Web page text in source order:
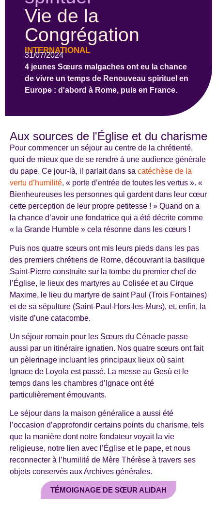
Vie de la
Congrégation
INTERNATIONAL
31/07/2024
4 jeunes Sœurs malgaches ont eu la chance
de vivre un temps de Renouveau spirituel en
Europe : d'abord à Rome, puis en France.
Aux sources de l'Église et du charisme
Pour commencer un séjour au centre de la chrétienté,
quoi de mieux que de se rendre à une audience générale
du pape. Ce jour-là, il parlait dans sa catéchèse de la
vertu d’humilité, « porte d’entrée de toutes les vertus ». «
Bienheureuses les personnes qui gardent dans leur cœur
cette perception de leur propre petitesse ! » Quand on a
la chance d’avoir une fondatrice qui a été décrite comme
« la Grande Humble » cela résonne dans les cœurs !
Puis nos quatre sœurs ont mis leurs pieds dans les pas
des premiers chrétiens de Rome, découvrant la basilique
Saint-Pierre construite sur la tombe du premier chef de
l’Église, le lieux des martyres au Colisée et au Cirque
Maxime, le lieu du martyre de saint Paul (Trois Fontaines)
et de sa sépulture (Saint-Paul-Hors-les-Murs), et, enfin, la
visite d’une catacombe.
Un séjour romain pour les Sœurs du Cénacle passe
aussi par un itinéraire ignatien. Nos quatre sœurs ont fait
un pèlerinage incluant les principaux lieux où saint
Ignace de Loyola est passé. La messe au Gesù et le
temps dans les chambres d’Ignace ont été
particulièrement émouvants.
Le séjour dans la maison généralice a aussi été
l’occasion d’approfondir certains points du charisme, tels
que la manière dont notre fondateur voyait la vie
religieuse, notre lien avec l’Église et le pape, et nous
reconnecter à l’humilité de Mère Thérèse à travers ses
objets conservés aux Archives générales.
TÉMOIGNAGE DE SŒUR ALIDAH